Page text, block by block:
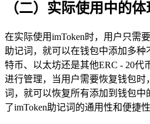
（二）实际使用中的体
在实际使用imToken时，用户只需
助记词，就可以在钱包中添加多
特币、以太坊还是其他ERC - 20代
进行管理，当用户需要恢复钱包时
词，就可以恢复所有添加到钱包
了imToken助记词的通用性和便捷性